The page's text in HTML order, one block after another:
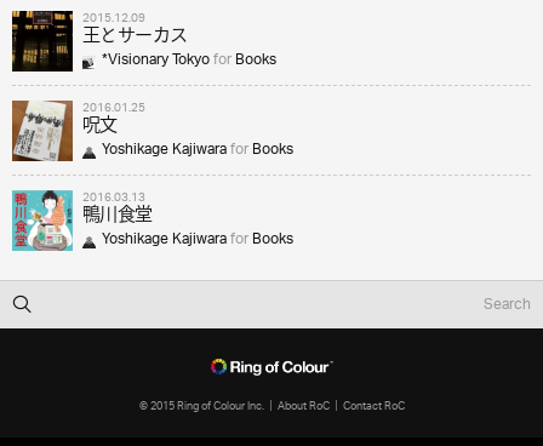
2015.12.09
王とサーカス
*Visionary TokyoforBooks
2016.01.25
呪文
Yoshikage KajiwaraforBooks
2016.03.13
鴨川食堂
Yoshikage KajiwaraforBooks
© 2015 Ring of Colour Inc. About RoC Contact RoC